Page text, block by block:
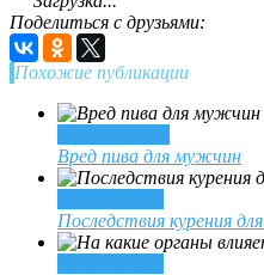
Поделиться с друзьями:
Похожие публикации
Вред пива для мужчин
Последствия курения